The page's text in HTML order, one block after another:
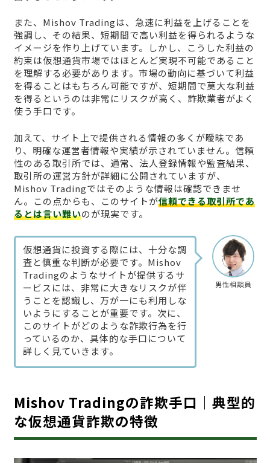
また、Mishov Tradingは、急速に利益を上げることを
強調し、その結果、短期間で高い利益を得られるような
イメージを作り上げています。しかし、こうした利益の
約束は仮想通貨市場ではほとんど実現不可能であること
を理解する必要があります。市場の動向に基づいて利益
を得ることはもちろん可能ですが、短期間で莫大な利益
を得るというのは非常にリスクが高く、詐欺業者がよく
使う手口です。
加えて、サイト上で提供される情報の多くが曖昧であ
り、明確な運営者情報や実績が示されていません。信頼
性のある取引所では、通常、法人登録情報や監査結果、
取引所の運営方針が詳細に公開されていますが、
Mishov Tradingではそのような情報は確認できませ
ん。この点からも、このサイトが信頼できる取引所であ
るとは言い難いのが現実です。
男性相談員
仮想通貨に投資する際には、十分な調
査と慎重な判断が必要です。Mishov
Tradingのようなサイトが提供するサ
ービスには、非常に大きなリスクが伴
うことを認識し、万が一にも利用しな
いようにすることが重要です。次に、
このサイトがどのような詐欺行為を行
っているのか、具体的な手口について
詳しく見ていきます。
Mishov Tradingの詐欺手口｜典型的
な仮想通貨詐欺の特徴